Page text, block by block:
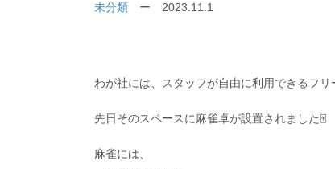
未分類 ー 2023.11.1
わが社には、スタッフが自由に利用できるフリ
先日そのスペースに麻雀卓が設置されました🀄
麻雀には、